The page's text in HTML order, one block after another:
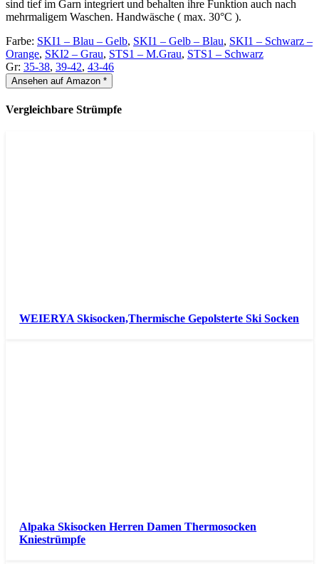
sind tief im Garn integriert und behalten ihre Funktion auch nach
mehrmaligem Waschen. Handwäsche ( max. 30°C ).
Farbe: SKI1 – Blau – Gelb, SKI1 – Gelb – Blau, SKI1 – Schwarz –
Orange, SKI2 – Grau, STS1 – M.Grau, STS1 – Schwarz
Gr: 35-38, 39-42, 43-46
Ansehen auf Amazon *
Vergleichbare Strümpfe
WEIERYA Skisocken,Thermische Gepolsterte Ski Socken
Alpaka Skisocken Herren Damen Thermosocken
Kniestrümpfe